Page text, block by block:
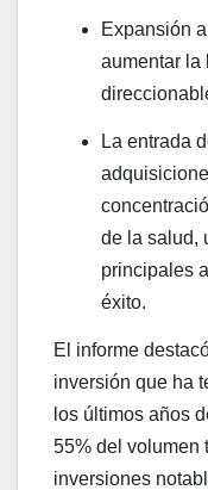
Expansión
aumentar la
La entrada
de la salud,
principales
éxito.
El informe
inversión que ha
los últimos años
55% del volumen
inversiones